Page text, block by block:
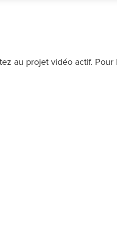
au projet vidéo actif. Pour